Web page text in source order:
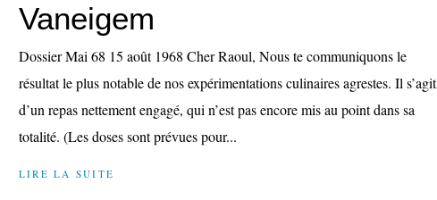
Vaneigem
Dossier Mai 68 15 août 1968 Cher Raoul, Nous te communiquons le
résultat le plus notable de nos expérimentations culinaires agrestes. Il s’agit
d’un repas nettement engagé, qui n’est pas encore mis au point dans sa
totalité. (Les doses sont prévues pour...
LIRE LA SUITE